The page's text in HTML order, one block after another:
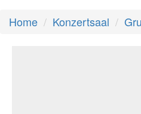
Home Konzertsaal